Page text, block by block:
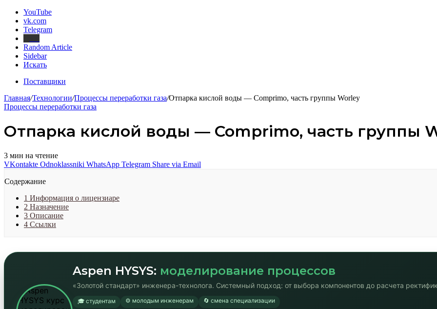
YouTube
vk.com
Telegram
Random Article
Sidebar
Искать
Поставщики
Главная/Технологии/Процессы переработки газа/Отпарка кислой воды — Comprimo, часть группы Worley
Процессы переработки газа
Отпарка кислой воды — Comprimo, часть группы
3 мин на чтение
VKontakte Odnoklassniki WhatsApp Telegram Share via Email
Содержание
1 Информация о лицензиаре
2 Назначение
3 Описание
4 Ссылки
Aspen HYSYS: моделирование процессов
«Золотой стандарт» инженера-технолога. Системный подход: от выбора компонентов до расчета
🎓 студентам ⚙️ молодым инженерам 🔄 смена специализации